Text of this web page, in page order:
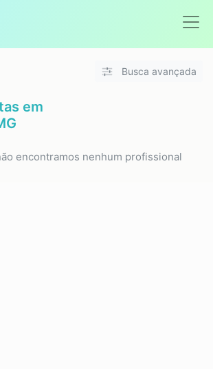
Busca avançada
em
encontramos nenhum profissional